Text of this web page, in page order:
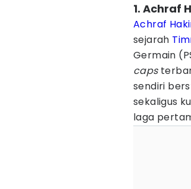
1. Achraf
Achraf
sejarah
Germain
caps
sendiri
sekaligus
laga